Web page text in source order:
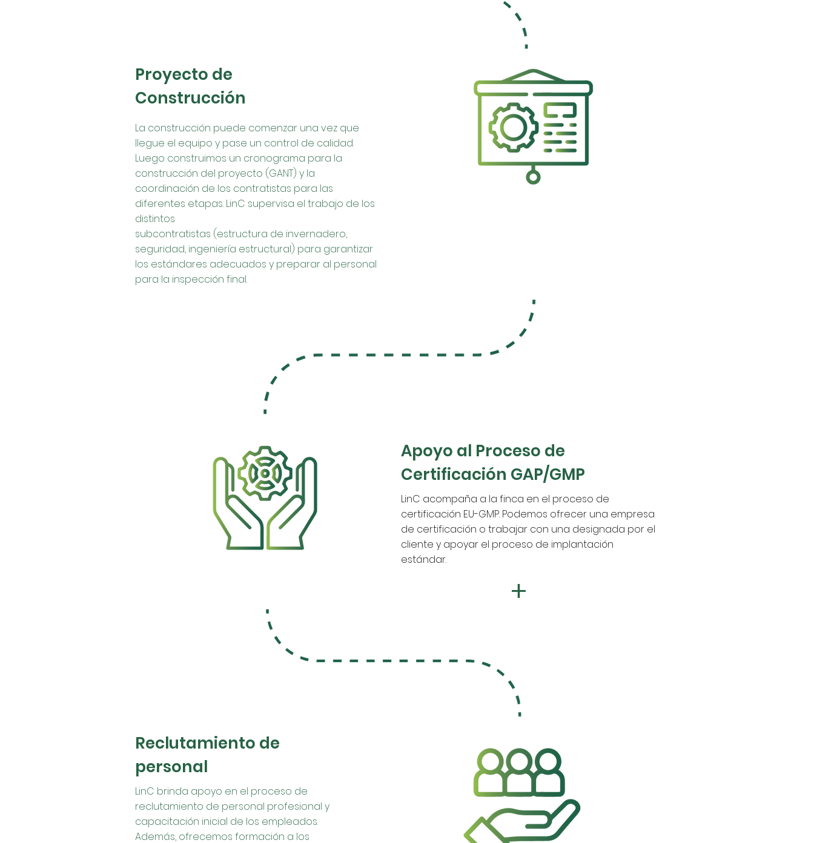
Proyecto de
Construcción
La construcción puede comenzar una vez que
llegue el equipo y pase un control de calidad.
Luego construimos un cronograma para la
construcción del proyecto (GANT) y la
coordinación de los contratistas para las
diferentes etapas. LinC supervisa el trabajo de los
distintos
subcontratistas (estructura de invernadero,
seguridad, ingeniería estructural) para garantizar
los estándares adecuados y preparar al personal
para la inspección final.
Apoyo al Proceso de
Certificación GAP/GMP
LinC acompaña a la finca en el proceso de
certificación EU-GMP. Podemos ofrecer una empresa
de certificación o trabajar con una designada por el
cliente y apoyar el proceso de implantación
estándar.
Reclutamiento de
personal
LinC brinda apoyo en el proceso de
reclutamiento de personal profesional y
capacitación inicial de los empleados.
Además, ofrecemos formación a los